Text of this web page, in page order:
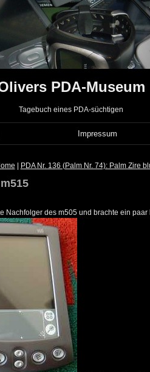
PDA-Museum
Tagebuch eines PDA-süchtigen
Impressum
PDA Nr. 136 (Palm Nr. 74): Palm Zire
Nachfolger des m505 und brachte ein